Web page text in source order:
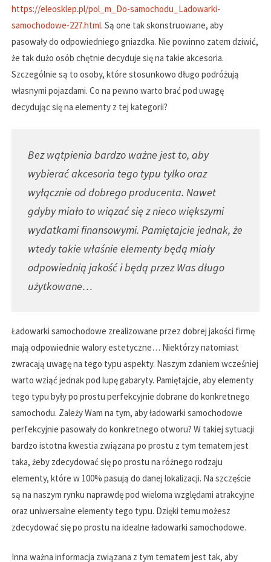
https://eleosklep.pl/pol_m_Do-samochodu_Ladowarki-
samochodowe-227.html. Są one tak skonstruowane, aby
pasowały do odpowiedniego gniazdka. Nie powinno zatem dziwić,
że tak dużo osób chętnie decyduje się na takie akcesoria.
Szczególnie są to osoby, które stosunkowo długo podróżują
własnymi pojazdami. Co na pewno warto brać pod uwagę
decydując się na elementy z tej kategorii?
Bez wątpienia bardzo ważne jest to, aby
wybierać akcesoria tego typu tylko oraz
wyłącznie od dobrego producenta. Nawet
gdyby miało to wiązać się z nieco większymi
wydatkami finansowymi. Pamiętajcie jednak, że
wtedy takie właśnie elementy będą miały
odpowiednią jakość i będą przez Was długo
użytkowane…
Ładowarki samochodowe zrealizowane przez dobrej jakości firmę
mają odpowiednie walory estetyczne… Niektórzy natomiast
zwracają uwagę na tego typu aspekty. Naszym zdaniem wcześniej
warto wziąć jednak pod lupę gabaryty. Pamiętajcie, aby elementy
tego typu były po prostu perfekcyjnie dobrane do konkretnego
samochodu. Zależy Wam na tym, aby ładowarki samochodowe
perfekcyjnie pasowały do konkretnego otworu? W takiej sytuacji
bardzo istotna kwestia związana po prostu z tym tematem jest
taka, żeby zdecydować się po prostu na różnego rodzaju
elementy, które w 100% pasują do danej lokalizacji. Na szczęście
są na naszym rynku naprawdę pod wieloma względami atrakcyjne
oraz uniwersalne elementy tego typu. Dzięki temu możesz
zdecydować się po prostu na idealne ładowarki samochodowe.
Inna ważna informacja związana z tym tematem jest tak, aby